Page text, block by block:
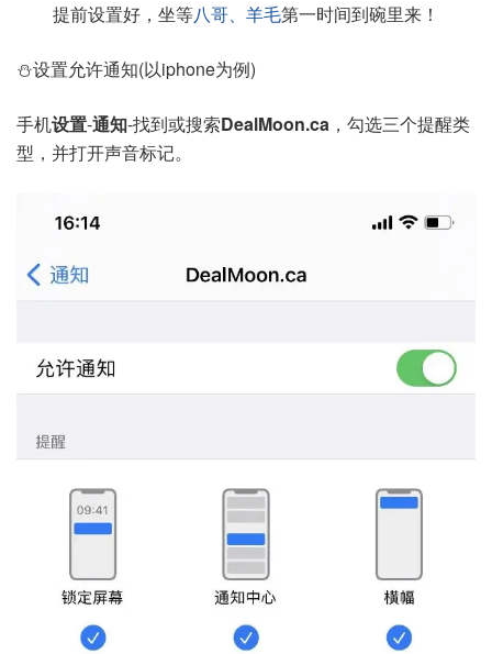
提前设置好，坐等八哥、羊毛第一时间到碗里来！
⛄设置允许通知(以iphone为例)
手机设置-通知-找到或搜索DealMoon.ca ，勾选三个提醒类
型，并打开声音标记。